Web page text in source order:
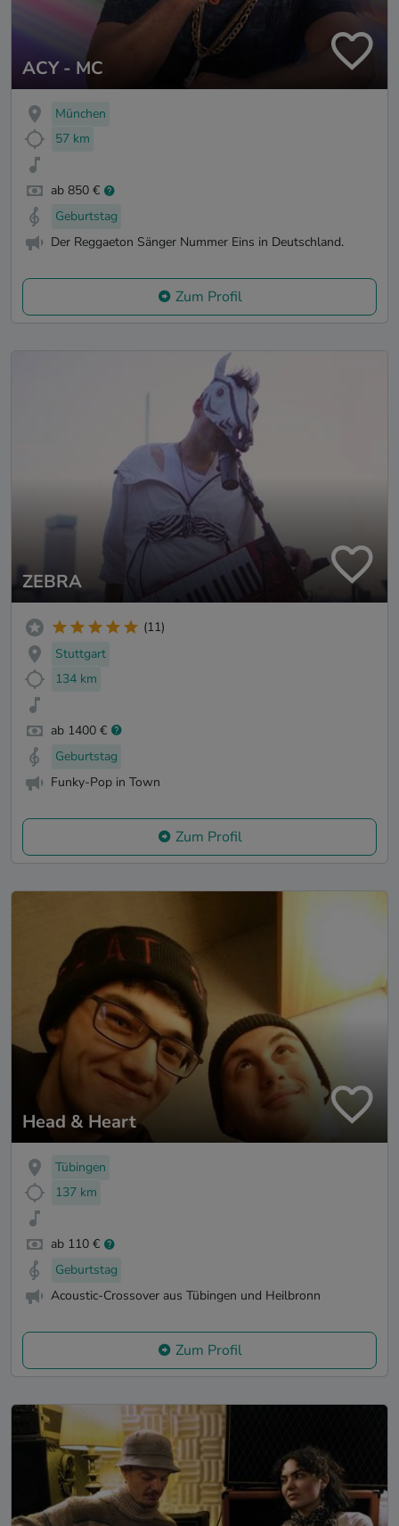
ACY - MC
München
57 km
ab 850 €
Geburtstag
Der Reggaeton Sänger Nummer Eins in Deutschland.
Zum Profil
ZEBRA
(11)
Stuttgart
134 km
ab 1400 €
Geburtstag
Funky-Pop in Town
Zum Profil
Head & Heart
Tübingen
137 km
ab 110 €
Geburtstag
Acoustic-Crossover aus Tübingen und Heilbronn
Zum Profil